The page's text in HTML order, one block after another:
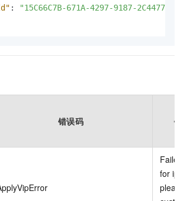
:
"15C66C7B-671A-4297-9187-
错误码
for ip